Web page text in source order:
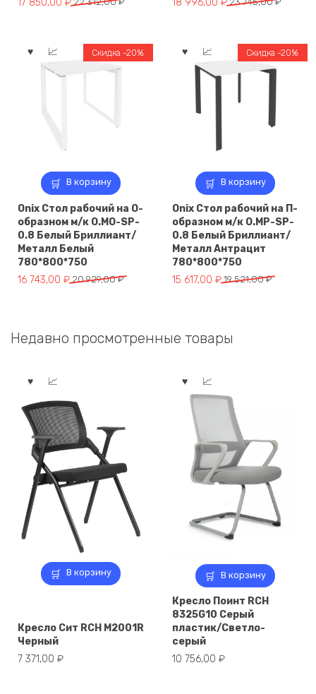
312,00 ₽.
850,00 ₽.
745,00 ₽.
996,00 ₽.
В корзину
Скидка -20%
Onix Стол рабочий на О-
образном м/к O.MO-SP-
0.8 Белый Бриллиант/
Металл Белый
780*800*750
20 929,00₽
Первоначальная
929,00 ₽.
16 743,00 ₽
Текущая
В корзину
Скидка -20%
Onix Стол рабочий на П-
образном м/к O.MP-SP-
0.8 Белый Бриллиант/
Металл Антрацит
780*800*750
19 521,00₽
Первоначальная
521,00 ₽.
15 617,00 ₽
Текущая
Недавно просмотренные товары
В корзину
Кресло Сит RCH M2001R
Черный
7 371,00 ₽
В корзину
Кресло Поинт RCH
8325G10 Серый
пластик/Светло-
серый
10 756,00 ₽